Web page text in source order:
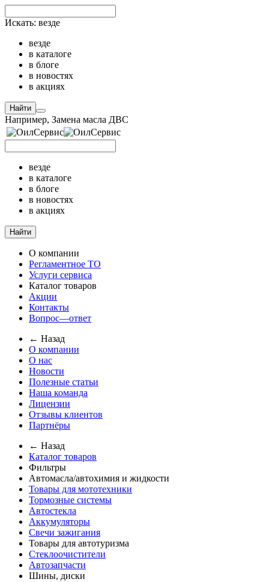
Искать: везде
везде
в каталоге
в блоге
в новостях
в акциях
Найти
Например, Замена масла ДВС
везде
в каталоге
в блоге
в новостях
в акциях
Найти
О компании
Регламентное ТО
Услуги сервиса
Каталог товаров
Акции
Контакты
Вопрос—ответ
← Назад
О компании
О нас
Новости
Полезные статьи
Наша команда
Лицензии
Отзывы клиентов
Партнёры
← Назад
Каталог товаров
Фильтры
Автомасла/автохимия и жидкости
Товары для мототехники
Тормозные системы
Автостекла
Аккумуляторы
Свечи зажигания
Товары для автотуризма
Стеклоочистители
Автозапчасти
Шины, диски